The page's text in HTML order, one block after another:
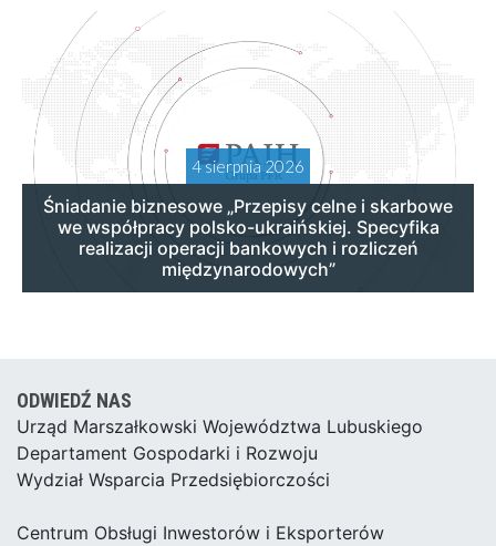
4 sierpnia 2026
Śniadanie biznesowe „Przepisy celne i skarbowe
we współpracy polsko-ukraińskiej. Specyfika
realizacji operacji bankowych i rozliczeń
międzynarodowych”
ODWIEDŹ NAS
Urząd Marszałkowski Województwa Lubuskiego
Departament Gospodarki i Rozwoju
Wydział Wsparcia Przedsiębiorczości
Centrum Obsługi Inwestorów i Eksporterów